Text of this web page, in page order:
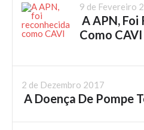
9 de Fevereiro
A APN, Foi
Como CAVI
2 de Dezembro 2017
A Doença De Pompe